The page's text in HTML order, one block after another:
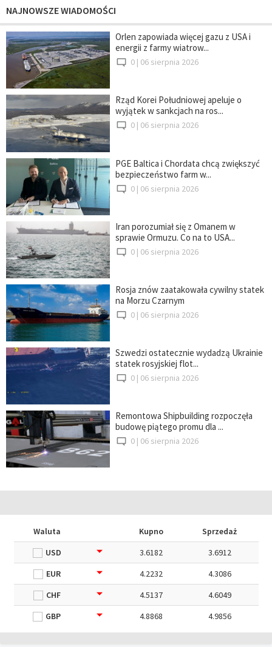
NAJNOWSZE WIADOMOŚCI
Orlen zapowiada więcej gazu z USA i
energii z farmy wiatrow...
0 | 06 sierpnia 2026
Rząd Korei Południowej apeluje o
wyjątek w sankcjach na ros...
0 | 06 sierpnia 2026
PGE Baltica i Chordata chcą zwiększyć
bezpieczeństwo farm w...
0 | 06 sierpnia 2026
Iran porozumiał się z Omanem w
sprawie Ormuzu. Co na to USA...
0 | 06 sierpnia 2026
Rosja znów zaatakowała cywilny statek
na Morzu Czarnym
0 | 06 sierpnia 2026
Szwedzi ostatecznie wydadzą Ukrainie
statek rosyjskiej flot...
0 | 06 sierpnia 2026
Remontowa Shipbuilding rozpoczęła
budowę piątego promu dla ...
0 | 06 sierpnia 2026
Waluta Kupno
Sprzedaż
USD
3.6182
3.6912
EUR
4.2232
4.3086
CHF
4.5137
4.6049
GBP
4.8868 4.9856